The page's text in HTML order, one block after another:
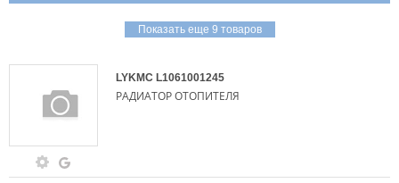
Показать еще 9 товаров
LYKMC L1061001245
РАДИАТОР ОТОПИТЕЛЯ